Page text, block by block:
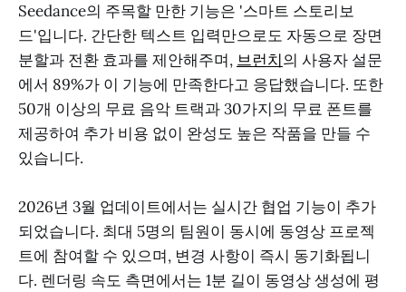
Seedance의 주목할 만한 기능은 '스마트 스토리보
드'입니다. 간단한 텍스트 입력만으로도 자동으로 장면
분할과 전환 효과를 제안해주며, 브런치의 사용자 설문
에서 89%가 이 기능에 만족한다고 응답했습니다. 또한
50개 이상의 무료 음악 트랙과 30가지의 무료 폰트를
제공하여 추가 비용 없이 완성도 높은 작품을 만들 수
있습니다.
2026년 3월 업데이트에서는 실시간 협업 기능이 추가
되었습니다. 최대 5명의 팀원이 동시에 동영상 프로젝
트에 참여할 수 있으며, 변경 사항이 즉시 동기화됩니
다. 렌더링 속도 측면에서는 1분 길이 동영상 생성에 평